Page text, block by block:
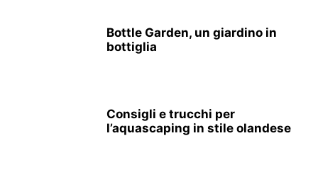
Bottle Garden, un giardino in
bottiglia
Consigli e trucchi per
l’aquascaping in stile olandese